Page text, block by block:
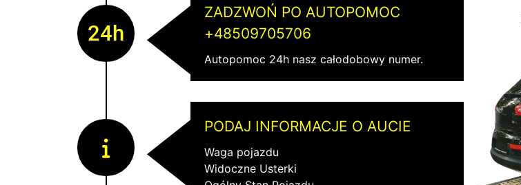
ZADZWOŃ PO AUTOPOMOC
+48509705706
Autopomoc 24h nasz całodobowy numer.
24h
PODAJ INFORMACJE O AUCIE
Waga pojazdu
Widoczne Usterki